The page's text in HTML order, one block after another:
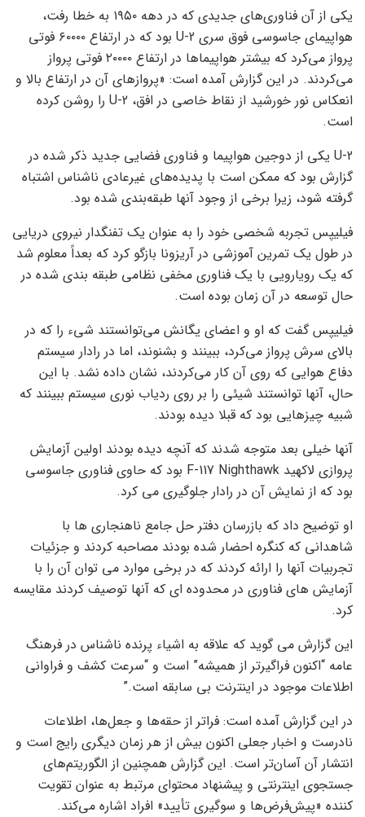
یکی از آن فناوری‌های جدیدی که در دهه ۱۹۵۰ به خطا رفت،
هواپیمای جاسوسی فوق سری U-2 بود که در ارتفاع ۶۰۰۰۰ فوتی
پرواز می‌کرد که بیشتر هواپیماها در ارتفاع ۲۰۰۰۰ فوتی پرواز
می‌کردند. در این گزارش آمده است: «پروازهای آن در ارتفاع بالا و
انعکاس نور خورشید از نقاط خاصی در افق، U-2 را روشن کرده
است.
U-2 یکی از دوجین هواپیما و فناوری فضایی جدید ذکر شده در
گزارش بود که ممکن است با پدیده‌های غیرعادی ناشناس اشتباه
گرفته شود، زیرا برخی از وجود آنها طبقه‌بندی شده بود.
فیلیپس تجربه شخصی خود را به عنوان یک تفنگدار نیروی دریایی
در طول یک تمرین آموزشی در آریزونا بازگو کرد که بعداً معلوم شد
که یک رویارویی با یک فناوری مخفی نظامی طبقه بندی شده در
حال توسعه در آن زمان بوده است.
فیلیپس گفت که او و اعضای یگانش می‌توانستند شیء را که در
بالای سرش پرواز می‌کرد، ببینند و بشنوند، اما در رادار سیستم
دفاع هوایی که روی آن کار می‌کردند، نشان داده نشد. با این
حال، آنها توانستند شیئی را بر روی ردیاب نوری سیستم ببینند که
شبیه چیزهایی بود که قبلا دیده بودند.
آنها خیلی بعد متوجه شدند که آنچه دیده بودند اولین آزمایش
پروازی لاکهید F-117 Nighthawk بود که حاوی فناوری جاسوسی
بود که از نمایش آن در رادار جلوگیری می کرد.
او توضیح داد که بازرسان دفتر حل جامع ناهنجاری ها با
شاهدانی که کنگره احضار شده بودند مصاحبه کردند و جزئیات
تجربیات آنها را ارائه کردند که در برخی موارد می توان آن را با
آزمایش های فناوری در محدوده ای که آنها توصیف کردند مقایسه
کرد.
این گزارش می گوید که علاقه به اشیاء پرنده ناشناس در فرهنگ
عامه “اکنون فراگیرتر از همیشه” است و “سرعت کشف و فراوانی
اطلاعات موجود در اینترنت بی سابقه است.”
در این گزارش آمده است: فراتر از حقه‌ها و جعل‌ها، اطلاعات
نادرست و اخبار جعلی اکنون بیش از هر زمان دیگری رایج است و
انتشار آن آسان‌تر است. این گزارش همچنین از الگوریتم‌های
جستجوی اینترنتی و پیشنهاد محتوای مرتبط به عنوان تقویت
کننده «پیش‌فرض‌ها و سوگیری تأیید» افراد اشاره می‌کند.